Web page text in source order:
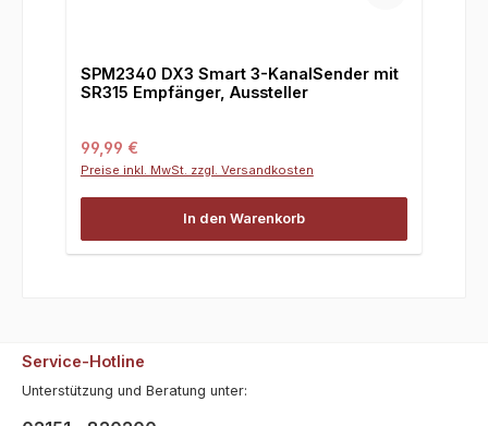
SPM2340 DX3 Smart 3-KanalSender mit
SR315 Empfänger, Aussteller
Regulärer Preis:
99,99 €
Preise inkl. MwSt. zzgl. Versandkosten
In den Warenkorb
Service-Hotline
Unterstützung und Beratung unter: